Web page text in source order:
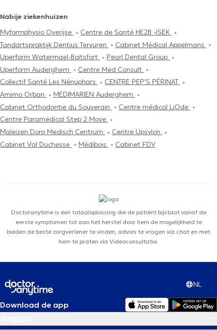
Nabije ziekenhuizen
Myformphysio Overijse
Centre de Santé HE2B -ISEK
Tandartspraktijk Dentius Tervuren
Cabinet Médical Appelmans
Uperform Watermael-Boitsfort
Pearl Dental Group
Uperform Auderghem
Centre Med Consult
Collectif Santé Les Nénuphars
CENTRE PEP'S PÉRINAT
Amimo Orban
MEDIMARIEN Auderghem
Cabinet Orthodontie du Souverain
Centre médical LiOde
Centre Paramédical Step 2 Move
Maleizen Dorp Medisch Centrum
Centre Upsylon
Cabinet Val Duchesse
Médibois Cabinet FDV
Doctoranytime is een totaaloplossing die de patiënt bijstaat vanaf de
eerste symptomen tot aan het herstel door hem de mogelijkheid te
bieden de beste zorgverlener te vinden, advies te vragen via chat en met
hem te praten via Videoconsultatie.
NL
Download de app